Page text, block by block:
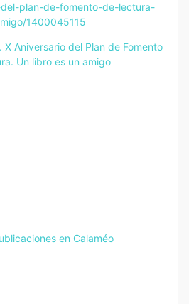
plan-de-fomento-de-lectura-
1400045115
Aniversario del Plan de Fomento
Un libro es un amigo
en Calaméo